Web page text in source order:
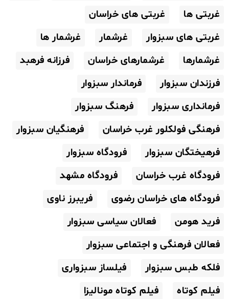
غربتی ها
غربتی های خراسان
غربتی های سبزوار
غرشمار
غرشمار ها
غرشمارها
غرشمارهای خراسان
فرزانه فرهبد
فرزندان سبزوار
فرماندار سبزوار
فرمانداری سبزوار
فرهنگ سبزوار
فرهنگی فولکلور غرب خراسان
فرهنگیان سبزوار
فرهیختگان سبزوار
فرودگاه سبزوار
فرودگاه غرب خراسان
فرودگاه مشهد
فرودگاه های خراسان رضوی
فریبرز ناوی
فرید هومن
فعالان سیاسی سبزوار
فعالان فرهنگی و اجتماعی سبزوار
فلکه طبس سبزوار
فیلساز سبزواری
فیلم کوتاه
فیلم کوتاه مونالیزا